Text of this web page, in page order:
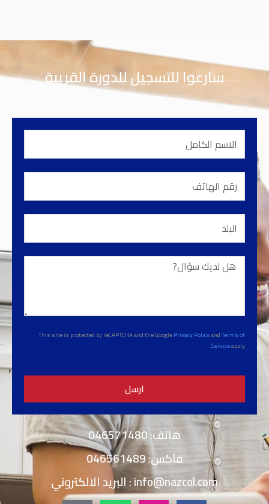
سارعوا للتسجيل للدورة القريبة
الاسم
رقم
الهاتف
البلد
هل
This site is protected by reCAPTCHA and the GooglePrivacy PolicyandTerms of
Serviceapply.
ارسل
هاتف: 046571480
فاكس: 046561489
info@nazcol.com: البريد الالكتروني